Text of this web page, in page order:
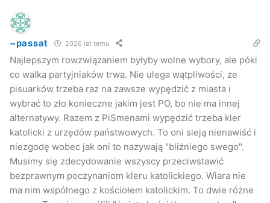
~passat 2026 lat temu
Najlepszym rowzwiązaniem byłyby wolne wybory, ale póki
co walka partyjniaków trwa. Nie ulega wątpliwości, ze
pisuarków trzeba raz na zawsze wypędzić z miasta i
wybrać to zło konieczne jakim jest PO, bo nie ma innej
alternatywy. Razem z PiSmenami wypędzić trzeba kler
katolicki z urzędów państwowych. To oni sieją nienawiść i
niezgodę wobec jak oni to nazywają "bliżniego swego".
Musimy się zdecydowanie wszyscy przeciwstawić
bezprawnym poczynaniom kleru katolickiego. Wiara nie
ma nim wspólnego z kościołem katolickim. To dwie różne